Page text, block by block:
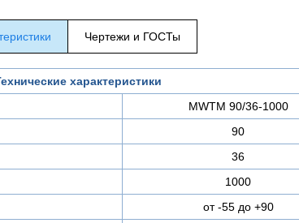
Чертежи и ГОСТы
характеристики
MWTM 90/36-1000
90
36
1000
от -55 до +90